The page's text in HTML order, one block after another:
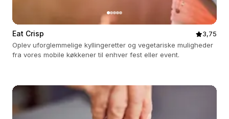
Eat Crisp
3,75
Oplev uforglemmelige kyllingeretter og vegetariske muligheder
fra vores mobile køkkener til enhver fest eller event.